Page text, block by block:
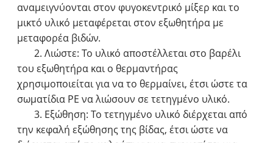
αναμειγνύονται στον φυγοκεντρικό μίξερ και το
μικτό υλικό μεταφέρεται στον εξωθητήρα με
μεταφορέα βιδών.
2. Λιώστε: Το υλικό αποστέλλεται στο βαρέλι
του εξωθητήρα και ο θερμαντήρας
χρησιμοποιείται για να το θερμαίνει, έτσι ώστε τα
σωματίδια ΡΕ να λιώσουν σε τετηγμένο υλικό.
3. Εξώθηση: Το τετηγμένο υλικό διέρχεται από
την κεφαλή εξώθησης της βίδας, έτσι ώστε να